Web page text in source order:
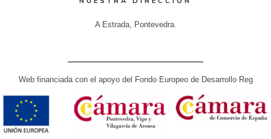
A Estrada, Pontevedra.
Web financiada con el apoyo del Fondo Europeo de Desarrollo Reg